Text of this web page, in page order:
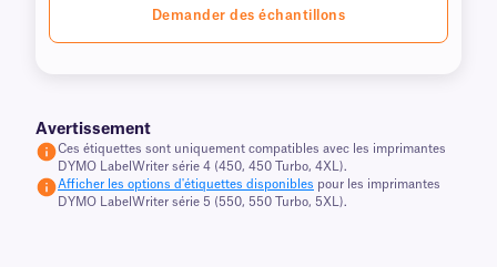
Demander des échantillons
Avertissement
Ces étiquettes sont uniquement compatibles avec les imprimantes
DYMO LabelWriter série 4 (450, 450 Turbo, 4XL).
Afficher les options d'étiquettes disponibles pour les imprimantes
DYMO LabelWriter série 5 (550, 550 Turbo, 5XL).